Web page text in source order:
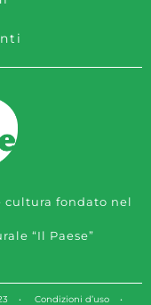
cultura fondato nel
“Il Paese”
• Condizioni d’uso•